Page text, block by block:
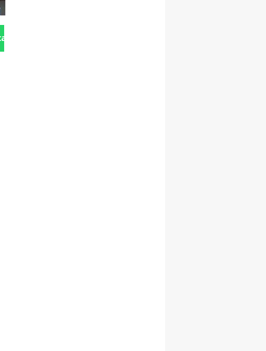
Gönder